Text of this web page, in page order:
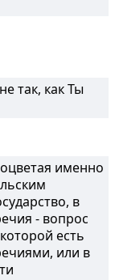
так, как Ты
именно
в
- вопрос
есть
или в